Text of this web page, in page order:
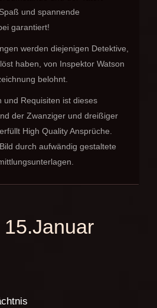
und spannende
garantiert!
werden diejenigen Detektive,
haben, von Inspektor Watson
belohnt.
und Requisiten ist dieses
der Zwanziger und dreißiger
High Quality Ansprüche.
durch aufwändig gestaltete